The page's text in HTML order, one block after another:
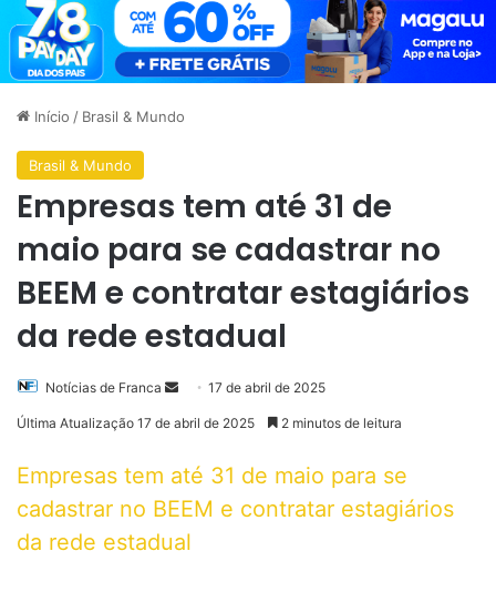
Início / Brasil & Mundo
Brasil & Mundo
Empresas tem até 31 de
maio para se cadastrar no
BEEM e contratar estagiários
da rede estadual
Notícias de Franca
Mande
mail
17 de abril de 2025
Última Atualização 17 de abril de 2025 2 minutos de leitura
Empresas tem até 31 de maio para se
cadastrar no BEEM e contratar estagiários
da rede estadual